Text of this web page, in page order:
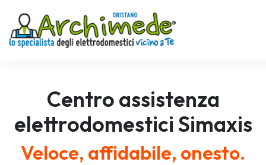
Centro assistenza
elettrodomestici Simaxis
Veloce, affidabile, onesto.